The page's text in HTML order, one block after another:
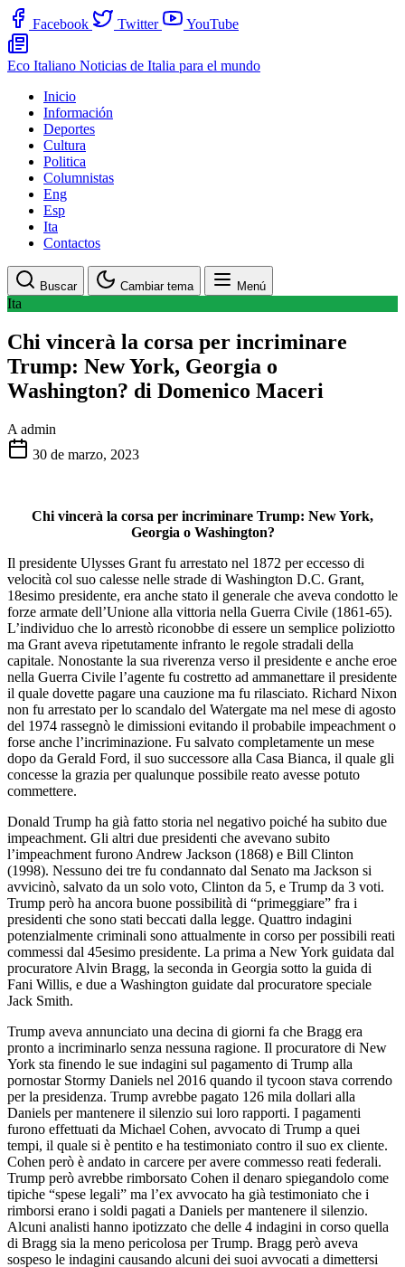
Facebook Twitter YouTube
Eco Italiano Noticias de Italia para el mundo
Inicio
Información
Deportes
Cultura
Politica
Columnistas
Eng
Esp
Ita
Contactos
Buscar Cambiar tema Menú
Ita
Chi vincerà la corsa per incriminare
Trump: New York, Georgia o
Washington? di Domenico Maceri
A admin
30 de marzo, 2023
Chi vincerà la corsa per incriminare Trump: New York,
Georgia o Washington?
Il presidente Ulysses Grant fu arrestato nel 1872 per eccesso di
velocità col suo calesse nelle strade di Washington D.C. Grant,
18esimo presidente, era anche stato il generale che aveva condotto le
forze armate dell’Unione alla vittoria nella Guerra Civile (1861-65).
L’individuo che lo arrestò riconobbe di essere un semplice poliziotto
ma Grant aveva ripetutamente infranto le regole stradali della
capitale. Nonostante la sua riverenza verso il presidente e anche eroe
nella Guerra Civile l’agente fu costretto ad ammanettare il presidente
il quale dovette pagare una cauzione ma fu rilasciato. Richard Nixon
non fu arrestato per lo scandalo del Watergate ma nel mese di agosto
del 1974 rassegnò le dimissioni evitando il probabile impeachment o
forse anche l’incriminazione. Fu salvato completamente un mese
dopo da Gerald Ford, il suo successore alla Casa Bianca, il quale gli
concesse la grazia per qualunque possibile reato avesse potuto
commettere.
Donald Trump ha già fatto storia nel negativo poiché ha subito due
impeachment. Gli altri due presidenti che avevano subito
l’impeachment furono Andrew Jackson (1868) e Bill Clinton
(1998). Nessuno dei tre fu condannato dal Senato ma Jackson si
avvicinò, salvato da un solo voto, Clinton da 5, e Trump da 3 voti.
Trump però ha ancora buone possibilità di “primeggiare” fra i
presidenti che sono stati beccati dalla legge. Quattro indagini
potenzialmente criminali sono attualmente in corso per possibili reati
commessi dal 45esimo presidente. La prima a New York guidata dal
procuratore Alvin Bragg, la seconda in Georgia sotto la guida di
Fani Willis, e due a Washington guidate dal procuratore speciale
Jack Smith.
Trump aveva annunciato una decina di giorni fa che Bragg era
pronto a incriminarlo senza nessuna ragione. Il procuratore di New
York sta finendo le sue indagini sul pagamento di Trump alla
pornostar Stormy Daniels nel 2016 quando il tycoon stava correndo
per la presidenza. Trump avrebbe pagato 126 mila dollari alla
Daniels per mantenere il silenzio sui loro rapporti. I pagamenti
furono effettuati da Michael Cohen, avvocato di Trump a quei
tempi, il quale si è pentito e ha testimoniato contro il suo ex cliente.
Cohen però è andato in carcere per avere commesso reati federali.
Trump però avrebbe rimborsato Cohen il denaro spiegandolo come
tipiche “spese legali” ma l’ex avvocato ha già testimoniato che i
rimborsi erano i soldi pagati a Daniels per mantenere il silenzio.
Alcuni analisti hanno ipotizzato che delle 4 indagini in corso quella
di Bragg sia la meno pericolosa per Trump. Bragg però aveva
sospeso le indagini causando alcuni dei suoi avvocati a dimettersi